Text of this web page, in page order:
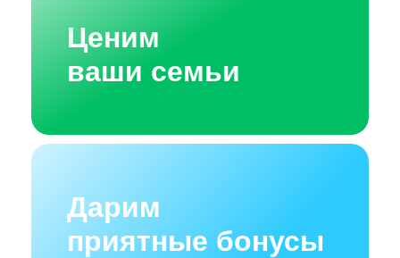
Дарим
приятные бонусы
Ценим
ваши семьи